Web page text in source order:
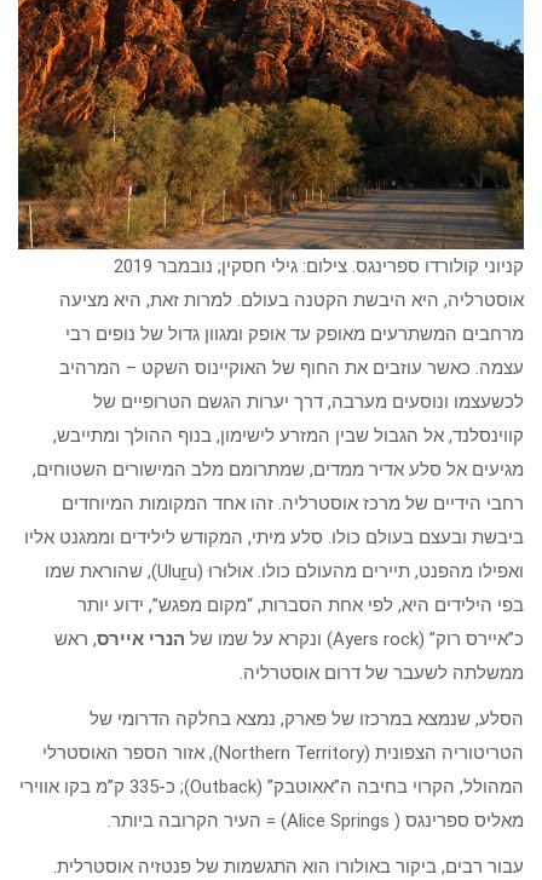
קניוני קולורדו ספרינגס. צילום: גילי חסקין; נובמבר 2019
אוסטרליה, היא היבשת הקטנה בעולם. למרות זאת, היא מציעה
מרחבים המשתרעים מאופק עד אופק ומגוון גדול של נופים רבי
עצמה. כאשר עוזבים את החוף של האוקיינוס השקט – המרהיב
לכשעצמו ונוסעים מערבה, דרך יערות הגשם הטרופיים של
קווינסלנד, אל הגבול שבין המזרע לישימון, בנוף ההולך ומתייבש,
מגיעים אל סלע אדיר ממדים, שמתרומם מלב המישורים השטוחים,
רחבי הידיים של מרכז אוסטרליה. זהו אחד המקומות המיוחדים
ביבשת ובעצם בעולם כולו. סלע מיתי, המקודש לילידים וממגנט אליו
ואפילו מהפנט, תיירים מהעולם כולו. אוּלוּרוּ (Uluṟu), שהוראת שמו
בפי הילידים היא, לפי אחת הסברות, “מקום מפגש”, ידוע יותר
כ”איירס רוק” (Ayers rock) ונקרא על שמו של
הנרי איירס, ראש
ממשלתה לשעבר של דרום אוסטרליה.
הסלע, שנמצא במרכזו של פארק, נמצא בחלקה הדרומי של
הטריטוריה הצפונית (Northern Territory), אזור הספר האוסטרלי
המהולל, הקרוי בחיבה ה”אאוטבק” (Outback); כ-335 ק”מ בקו אווירי
מאליס ספרינגס ( Alice Springs) = העיר הקרובה ביותר.
עבור רבים, ביקור באולורו הוא התגשמות של פנטזיה אוסטרלית.